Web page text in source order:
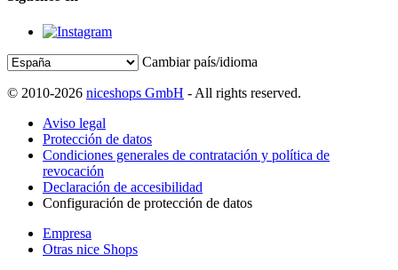
Cambiar país/idioma
© 2010-2026 niceshops GmbH - All rights reserved.
Aviso legal
Protección de datos
Condiciones generales de contratación y política de
revocación
Declaración de accesibilidad
Configuración de protección de datos
Empresa
Otras nice Shops